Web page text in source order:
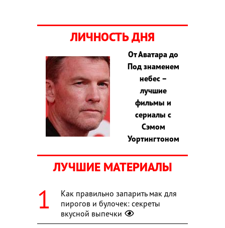
ЛИЧНОСТЬ ДНЯ
От Аватара до
Под знаменем
небес –
лучшие
фильмы и
сериалы с
Сэмом
Уортингтоном
ЛУЧШИЕ МАТЕРИАЛЫ
Как правильно запарить мак для
пирогов и булочек: секреты
вкусной выпечки